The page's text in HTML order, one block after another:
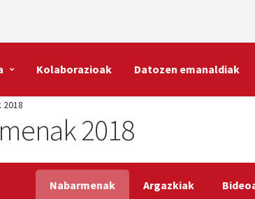
Kolaborazioak Datozen emanaldiak
2018
2018
Nabarmenak Argazkiak